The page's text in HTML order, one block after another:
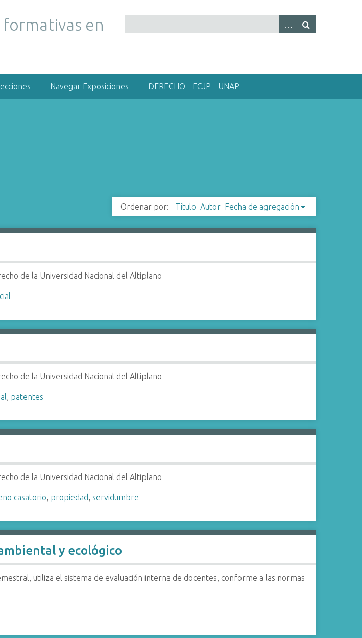
en
Navegar Exposiciones DERECHO - FCJP - UNAP
Ordenar por: Título Autor Fecha de agregación
de la Universidad Nacional del Altiplano
de la Universidad Nacional del Altiplano
, patentes
de la Universidad Nacional del Altiplano
casatorio, propiedad, servidumbre
y ecológico
utiliza el sistema de evaluación interna de docentes, conforme a las normas